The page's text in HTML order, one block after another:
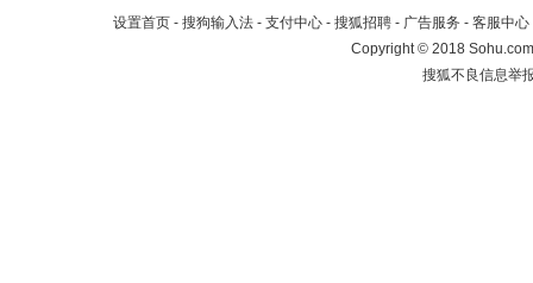
设置首页 - 搜狗输入法 - 支付中心 - 搜狐招聘 - 广告服务 - 客服中心
Copyright©2018
搜狐不良信息举